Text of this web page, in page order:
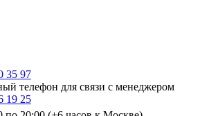
35 97
телефон для связи с менеджером
19 25